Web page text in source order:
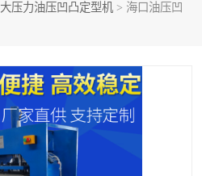
大压力油压凹凸定型机 > 海口油压凹
双头服装凹凸压花机
自动超声波打片成型机
海绵产品成型机